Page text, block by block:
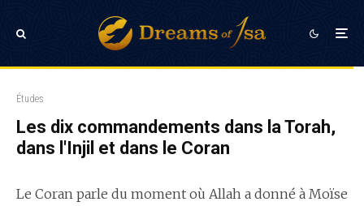
Études
Les dix commandements dans la Torah,
dans l'Injil et dans le Coran
Le Coran parle du moment où Allah a donné à Moïse